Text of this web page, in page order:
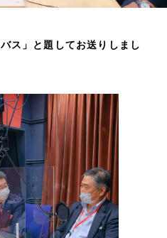
ス」と題してお送りしまし